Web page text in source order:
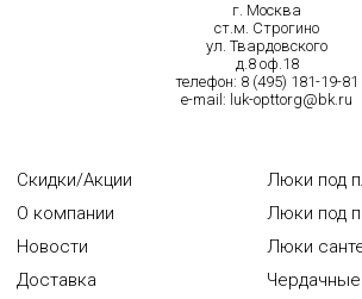
г. Москва
ст.м. Строгино
ул. Твардовского
д.8 оф.18
телефон: 8 (495) 181-19-81
e-mail: luk-opttorg@bk.ru
Скидки/Акции
О компании
Новости
Доставка
Люки под
Люки под
Люки